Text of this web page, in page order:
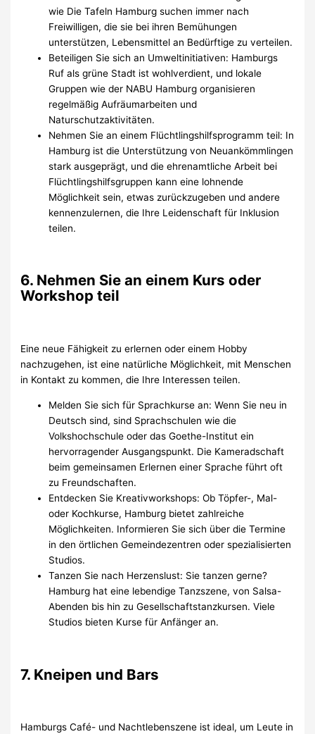
wie Die Tafeln Hamburg suchen immer nach
Freiwilligen, die sie bei ihren Bemühungen
unterstützen, Lebensmittel an Bedürftige zu verteilen.
Beteiligen Sie sich an Umweltinitiativen: Hamburgs
Ruf als grüne Stadt ist wohlverdient, und lokale
Gruppen wie der NABU Hamburg organisieren
regelmäßig Aufräumarbeiten und
Naturschutzaktivitäten.
Nehmen Sie an einem Flüchtlingshilfsprogramm teil: In
Hamburg ist die Unterstützung von Neuankömmlingen
stark ausgeprägt, und die ehrenamtliche Arbeit bei
Flüchtlingshilfsgruppen kann eine lohnende
Möglichkeit sein, etwas zurückzugeben und andere
kennenzulernen, die Ihre Leidenschaft für Inklusion
teilen.
6. Nehmen Sie an einem Kurs oder
Workshop teil
Eine neue Fähigkeit zu erlernen oder einem Hobby
nachzugehen, ist eine natürliche Möglichkeit, mit Menschen
in Kontakt zu kommen, die Ihre Interessen teilen.
Melden Sie sich für Sprachkurse an: Wenn Sie neu in
Deutsch sind, sind Sprachschulen wie die
Volkshochschule oder das Goethe-Institut ein
hervorragender Ausgangspunkt. Die Kameradschaft
beim gemeinsamen Erlernen einer Sprache führt oft
zu Freundschaften.
Entdecken Sie Kreativworkshops: Ob Töpfer-, Mal-
oder Kochkurse, Hamburg bietet zahlreiche
Möglichkeiten. Informieren Sie sich über die Termine
in den örtlichen Gemeindezentren oder spezialisierten
Studios.
Tanzen Sie nach Herzenslust: Sie tanzen gerne?
Hamburg hat eine lebendige Tanzszene, von Salsa-
Abenden bis hin zu Gesellschaftstanzkursen. Viele
Studios bieten Kurse für Anfänger an.
7. Kneipen und Bars
Hamburgs Café- und Nachtlebenszene ist ideal, um Leute in